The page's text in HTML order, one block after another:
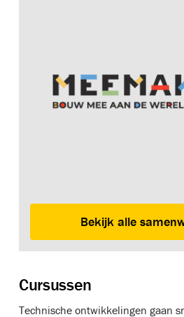
Bekijk alle
Cursussen
Technische ontwikkelingen gaan